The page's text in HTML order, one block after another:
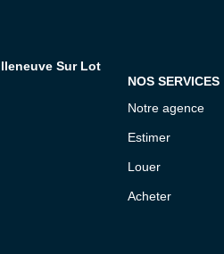
Sur Lot
NOS SERVICES
Notre agence
Estimer
Louer
Acheter